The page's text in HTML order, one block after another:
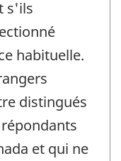
s'ils
habituelle.
distingués
et qui ne